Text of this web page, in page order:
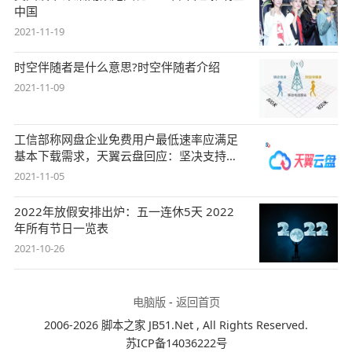
中国
2021-11-19
时空伴随者是什么意思?时空伴随者介绍
2021-11-09
工信部称网盘企业免费用户最低速率应满足
基本下载需求，天翼云盘回应：坚决支持，
始终
2021-11-05
2022年放假安排出炉：五一连休5天 2022
年所有节日一览表
2021-10-26
电脑版- 返回首页
2006-2026 脚本之家 JB51.Net , All Rights Reserved.
苏ICP备14036222号